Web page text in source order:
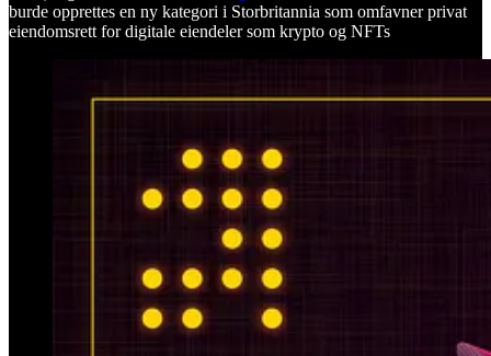
burde opprettes en ny kategori i Storbritannia som omfavner privat
eiendomsrett for digitale eiendeler som krypto og NFTs